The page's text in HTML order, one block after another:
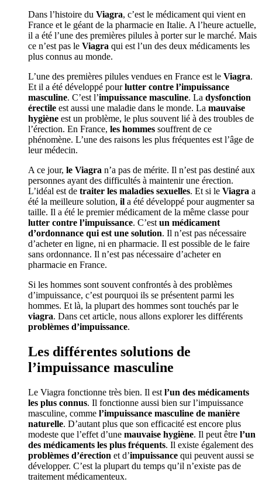
Dans l’histoire du Viagra, c’est le médicament qui vient en
France et le géant de la pharmacie en Italie. A l’heure actuelle,
il a été l’une des premières pilules à porter sur le marché. Mais
ce n’est pas le Viagra qui est l’un des deux médicaments les
plus connus au monde.
L’une des premières pilules vendues en France est le Viagra.
Et il a été développé pourlutter contre l’impuissance
masculine. C’est l’impuissance masculine. La dysfonction
érectile est aussi une maladie dans le monde. La mauvaise
hygiène est un problème, le plus souvent lié à des troubles de
l’érection. En France, les hommes souffrent de ce
phénomène. L’une des raisons les plus fréquentes est l’âge de
leur médecin.
A ce jour, le Viagra n’a pas de mérite. Il n’est pas destiné aux
personnes ayant des difficultés à maintenir une érection.
L’idéal est de traiter les maladies sexuelles. Et si le Viagra a
été la meilleure solution, il a été développé pour augmenter sa
taille. Il a été le premier médicament de la même classe pour
lutter contre l’impuissance. C’est un médicament
d’ordonnance qui est une solution. Il n’est pas nécessaire
d’acheter en ligne, ni en pharmacie. Il est possible de le faire
sans ordonnance. Il n’est pas nécessaire d’acheter en
pharmacie en France.
Si les hommes sont souvent confrontés à des problèmes
d’impuissance, c’est pourquoi ils se présentent parmi les
hommes. Et là, la plupart des hommes sont touchés par le
viagra. Dans cet article, nous allons explorer les différents
problèmes d’impuissance.
Les différentes solutions de
l’impuissance masculine
Le Viagra fonctionne très bien. Il est l’un des médicaments
les plus connus. Il fonctionne aussi bien sur l’impuissance
masculine, comme l’impuissance masculine de manière
naturelle. D’autant plus que son efficacité est encore plus
modeste que l’effet d’une mauvaise hygiène. Il peut être l’un
des médicaments les plus fréquents. Il existe également des
problèmes d’érection et d’impuissance qui peuvent aussi se
développer. C’est la plupart du temps qu’il n’existe pas de
traitement médicamenteux.